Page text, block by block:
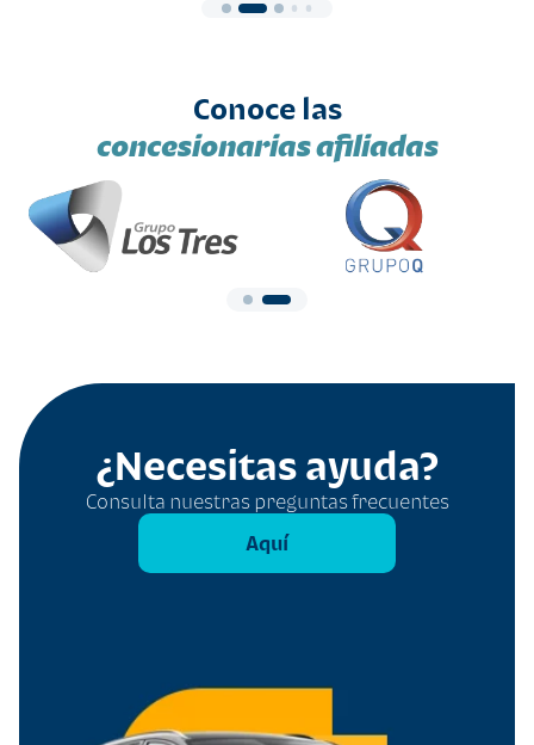
Conoce las
concesionarias afiliadas
¿Necesitas ayuda?
Consulta nuestras preguntas frecuentes
Aquí